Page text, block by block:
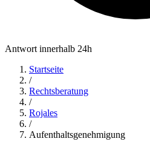
Antwort innerhalb 24h
Startseite
/
Rechtsberatung
/
Rojales
/
Aufenthaltsgenehmigung